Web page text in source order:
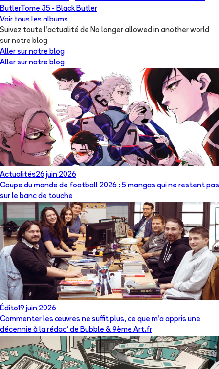
ButlerTome 35 - Black Butler
Voir tous les albums
Suivez toute l'actualité de No longer allowed in another world
sur notre blog
Aller sur notre blog
Aller sur notre blog
Actualités26 juin 2026
Coupe du monde de football 2026 : 5 mangas qui ne restent pas
sur le banc de touche
Édito19 juin 2026
Commenter les œuvres ne suffit plus, ce que m’a appris une
décennie à la rédac’ de Bubble & 9ème Art.fr